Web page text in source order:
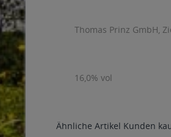
Thomas Prinz GmbH,
16,0% vol
Ähnliche Artikel Kunden